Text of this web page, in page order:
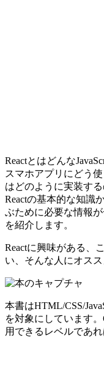
Reactとはどんな
スマホアプリにどう
はどのように実装する
Reactの基本的な知識
ぶために必要な情報
を紹介します。
Reactに興味がある、
い、そんな人にオスス
本書はHTML/CSS/
を対象にしています。
用できるレベルであ